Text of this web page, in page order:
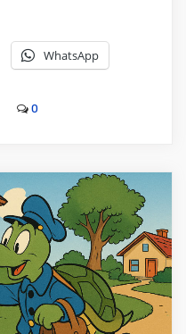
WhatsApp
0